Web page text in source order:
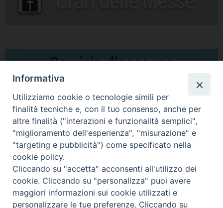
Comunicati Stampa
Il cordoglio dei Vescovi di Puglia per la morte di S.E.R. Mons. Agostino
Superbo
Nasce la Consulta Diocesana delle Aggregazioni Laicali di Castellaneta
Archivio comunicati stampa
Informativa
Utilizziamo cookie o tecnologie simili per
finalità tecniche e, con il tuo consenso, anche per
altre finalità ("interazioni e funzionalità semplici",
"miglioramento dell'esperienza", "misurazione" e
"targeting e pubblicità") come specificato nella
cookie policy.
Cliccando su "accetta" acconsenti all'utilizzo dei
cookie. Cliccando su "personalizza" puoi avere
maggiori informazioni sui cookie utilizzati e
personalizzare le tue preferenze. Cliccando su